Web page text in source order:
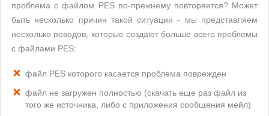
проблема с файлом PES по-прежнему повторяется? Может
быть несколько причин такой ситуации - мы представляем
несколько поводов, которые создают больше всего проблемы
с файлами PES:
файл PES которого касается проблема поврежден
файл не загружен полностью (скачать еще раз файл из
того же источника, либо с приложения сообщения мейл)